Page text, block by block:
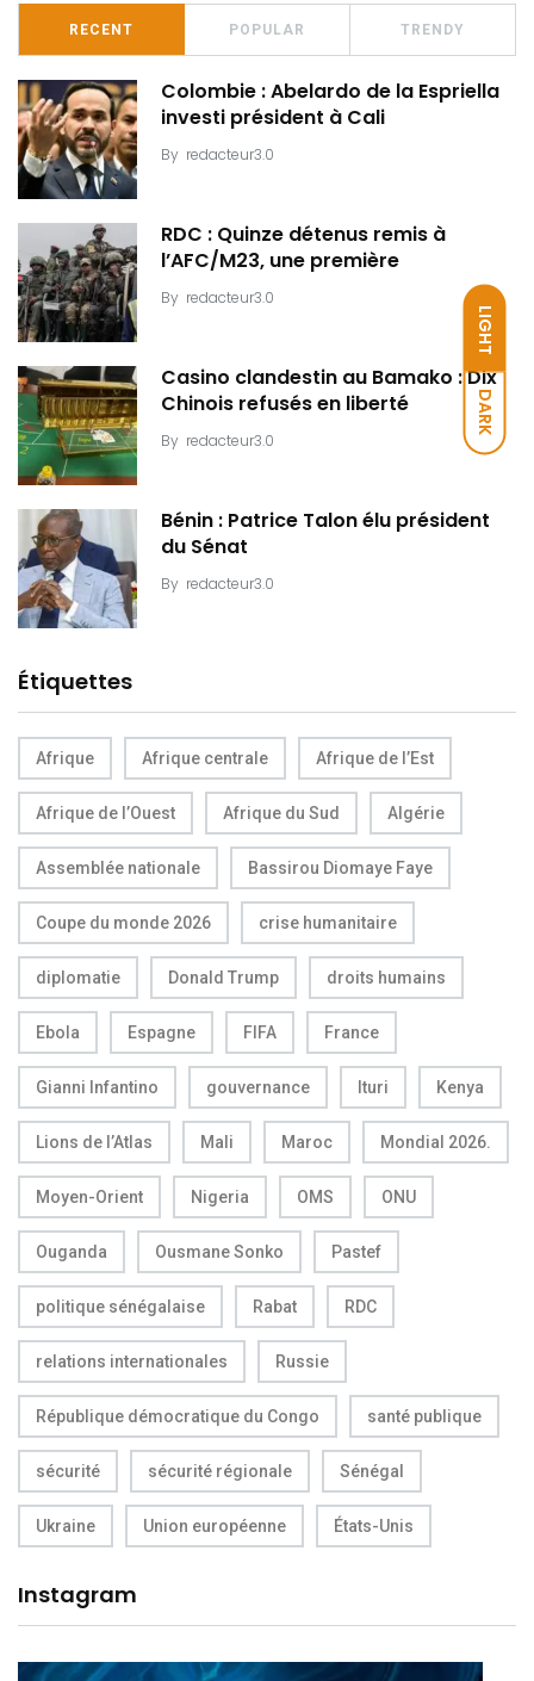
LIGHT
DARK
RECENT POPULAR TRENDY
Colombie : Abelardo de la Espriella
investi président à Cali
By redacteur3.0
RDC : Quinze détenus remis à
l’AFC/M23, une première
By redacteur3.0
Casino clandestin au Bamako : Dix
Chinois refusés en liberté
By redacteur3.0
Bénin : Patrice Talon élu président
du Sénat
By redacteur3.0
Étiquettes
Afrique Afrique centrale Afrique de l’Est
Afrique de l’Ouest Afrique du Sud Algérie
Assemblée nationale Bassirou Diomaye Faye
Coupe du monde 2026 crise humanitaire
diplomatie Donald Trump droits humains
Ebola Espagne FIFA France
Gianni Infantino gouvernance Ituri Kenya
Lions de l’Atlas Mali Maroc Mondial 2026.
Moyen-Orient Nigeria OMS ONU
Ouganda Ousmane Sonko Pastef
politique sénégalaise Rabat RDC
relations internationales Russie
République démocratique du Congo santé publique
sécurité sécurité régionale Sénégal
Ukraine Union européenne États-Unis
Instagram